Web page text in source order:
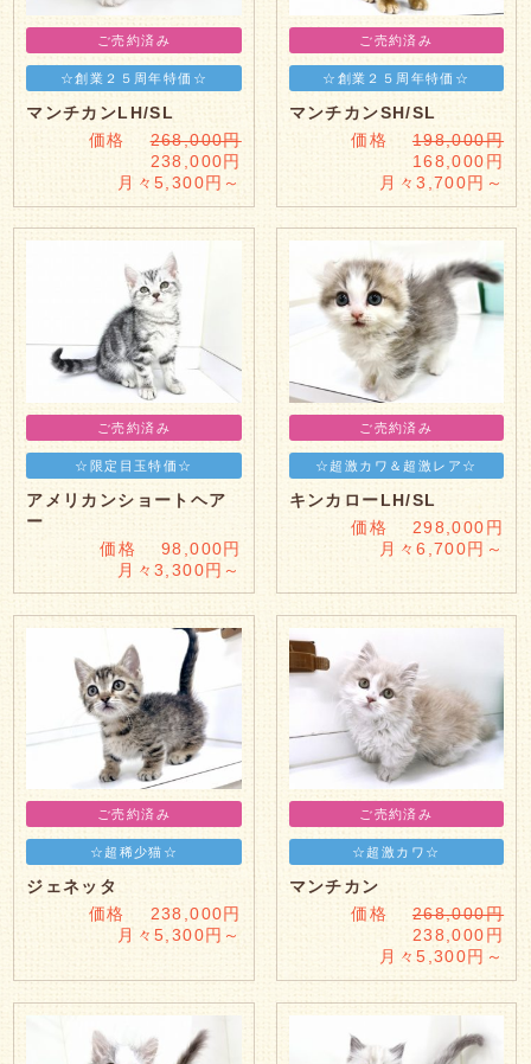
ご売約済み
☆創業２５周年特価☆
マンチカンLH/SL
価格268,000円
238,000円
月々5,300円～
ご売約済み
☆創業２５周年特価☆
マンチカンSH/SL
価格 198,000円
168,000円
月々3,700円～
ご売約済み
☆限定目玉特価☆
アメリカンショートヘア
ー
価格 98,000円
月々3,300円～
ご売約済み
☆超激カワ＆超激レア☆
キンカローLH/SL
価格 298,000円
月々6,700円～
ご売約済み
☆超稀少猫☆
ジェネッタ
価格 238,000円
月々5,300円～
ご売約済み
☆超激カワ☆
マンチカン
価格268,000円
238,000円
月々5,300円～